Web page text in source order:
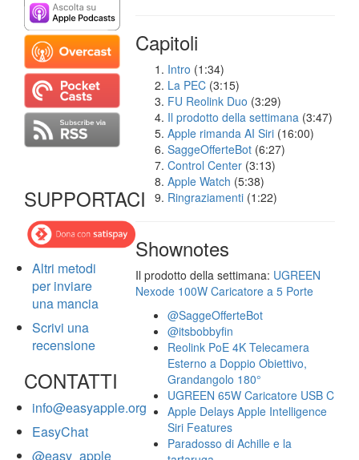
SUPPORTACI
Altri metodi
per inviare
una mancia
Scrivi una
recensione
CONTATTI
info@easyapple.org
EasyChat
@easy_apple
Capitoli
Intro (1:34)
La PEC (3:15)
FU Reolink Duo (3:29)
Il prodotto della settimana (3:47)
Apple rimanda AI Siri (16:00)
SaggeOfferteBot (6:27)
Control Center (3:13)
Apple Watch (5:38)
Ringraziamenti (1:22)
Shownotes
Il prodotto della settimana: UGREEN
Nexode 100W Caricatore a 5 Porte
@SaggeOfferteBot
@itsbobbyfin
Reolink PoE 4K Telecamera
Esterno a Doppio Obiettivo,
Grandangolo 180°
UGREEN 65W Caricatore USB C
Apple Delays Apple Intelligence
Siri Features
Paradosso di Achille e la